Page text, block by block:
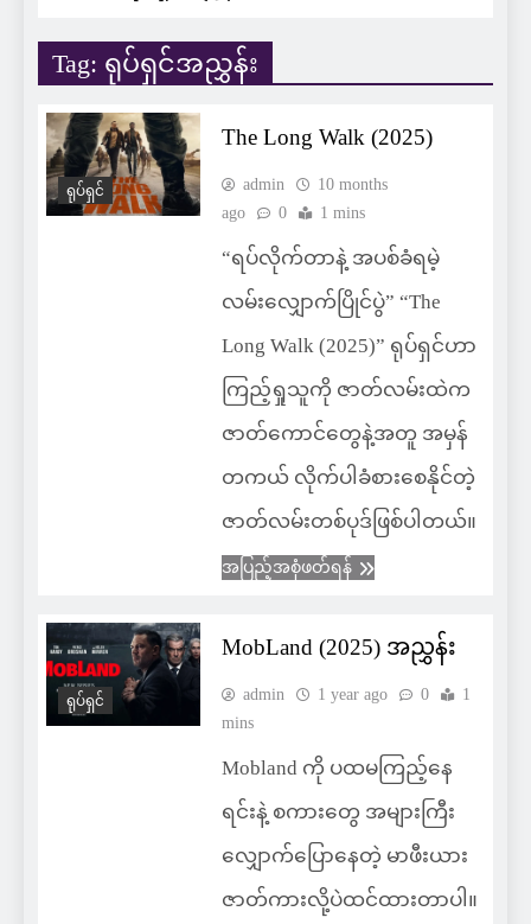
Tag: ရုပ်ရှင်အညွှန်း
ရုပ်ရှင်
The Long Walk (2025)
admin
10 months
ago
0 1 mins
“ရပ်လိုက်တာနဲ့ အပစ်ခံရမဲ့
လမ်းလျှောက်ပြိုင်ပွဲ” “The
Long Walk (2025)” ရုပ်ရှင်ဟာ
ကြည့်ရှုသူကို ဇာတ်လမ်းထဲက
ဇာတ်ကောင်တွေနဲ့အတူ အမှန်
တကယ် လိုက်ပါခံစားစေနိုင်တဲ့
ဇာတ်လမ်းတစ်ပုဒ်ဖြစ်ပါတယ်။
အပြည့်အစုံဖတ်ရန်
ရုပ်ရှင်
MobLand (2025) အညွှန်း
admin 1 year ago 0
1
mins
Mobland ကို ပထမကြည့်နေ
ရင်းနဲ့ စကားတွေ အများကြီး
လျှောက်ပြောနေတဲ့ မာဖီးယား
ဇာတ်ကားလို့ပဲထင်ထားတာပါ။